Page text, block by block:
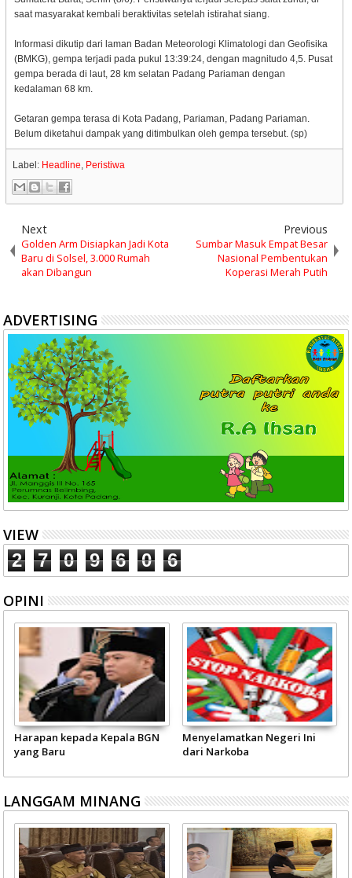
saat masyarakat kembali beraktivitas setelah istirahat siang.
Informasi dikutip dari laman Badan Meteorologi Klimatologi dan Geofisika
(BMKG), gempa terjadi pada pukul 13:39:24, dengan magnitudo 4,5. Pusat
gempa berada di laut, 28 km selatan Padang Pariaman dengan
kedalaman 68 km.
Getaran gempa terasa di Kota Padang, Pariaman, Padang Pariaman.
Belum diketahui dampak yang ditimbulkan oleh gempa tersebut. (sp)
Label: Headline, Peristiwa
Next
Golden Arm Disiapkan Jadi Kota
Baru di Solsel, 3.000 Rumah
akan Dibangun
Previous
Sumbar Masuk Empat Besar
Nasional Pembentukan
Koperasi Merah Putih
ADVERTISING
VIEW
2 7 0 9 6 0 6
OPINI
Harapan kepada Kepala BGN
yang Baru
Menyelamatkan Negeri Ini
dari Narkoba
LANGGAM MINANG